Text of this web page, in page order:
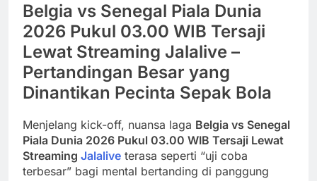
Belgia vs Senegal Piala Dunia
2026 Pukul 03.00 WIB Tersaji
Lewat Streaming Jalalive –
Pertandingan Besar yang
Dinantikan Pecinta Sepak Bola
Menjelang kick-off, nuansa laga Belgia vs Senegal
Piala Dunia 2026 Pukul 03.00 WIB Tersaji Lewat
Streaming Jalalive terasa seperti “uji coba
terbesar” bagi mental bertanding di panggung